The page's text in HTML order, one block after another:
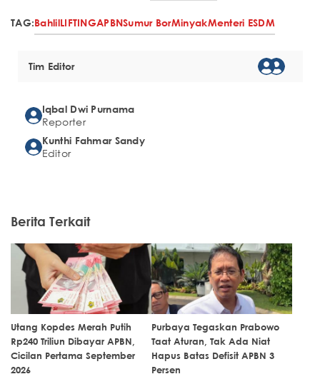
TAG:BahlilLIFTINGAPBNSumur BorMinyakMenteri ESDM
Tim Editor
Iqbal Dwi Purnama
Reporter
Kunthi Fahmar Sandy
Editor
Berita Terkait
Utang Kopdes Merah Putih
Rp240 Triliun Dibayar APBN,
Cicilan Pertama September
2026
Purbaya Tegaskan Prabowo
Taat Aturan, Tak Ada Niat
Hapus Batas Defisit APBN 3
Persen